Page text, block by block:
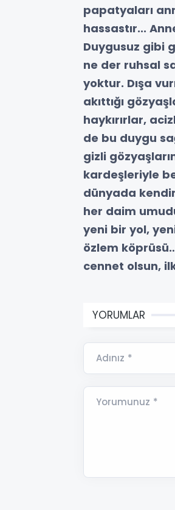
papatyaları
hassastır...
Duygusuz gibi
ne der ruhsal
yoktur. Dışa
akıttığı
haykırırlar,
de bu duygu
gizli
kardeşleriyle
dünyada
her daim
yeni bir yol,
özlem
cennet olsun,
YORUMLAR
Adınız *
Yorumunuz *